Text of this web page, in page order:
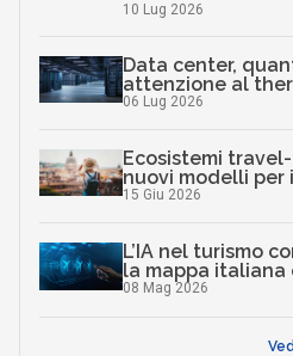
10 Lug 2026
Data center,
attenzione al
06 Lug 2026
Ecosistemi
nuovi modelli per
15 Giu 2026
L’IA nel turismo
la mappa italiana
08 Mag 2026